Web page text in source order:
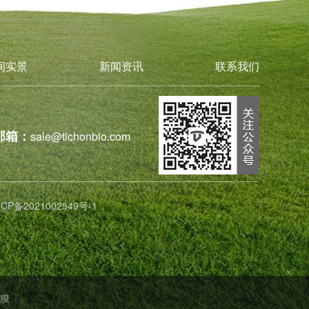
实景 新闻资讯 联系我们
箱：sale@tichonbio.com
备2021002549号-1